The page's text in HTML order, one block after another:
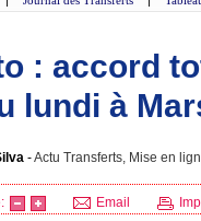
: accord
lundi à
-Actu Transferts, Mise en
Email